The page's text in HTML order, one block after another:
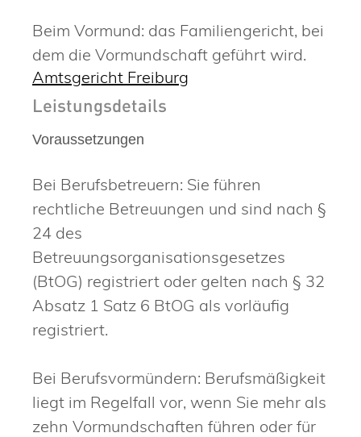
Beim Vormund: das Familiengericht, bei
dem die Vormundschaft geführt wird.
Amtsgericht Freiburg
Leistungsdetails
Voraussetzungen
Bei Berufsbetreuern: Sie führen
rechtliche Betreuungen und sind nach §
24 des
Betreuungsorganisationsgesetzes
(BtOG) registriert oder gelten nach § 32
Absatz 1 Satz 6 BtOG als vorläufig
registriert.
Bei Berufsvormündern: Berufsmäßigkeit
liegt im Regelfall vor, wenn Sie mehr als
zehn Vormundschaften führen oder für